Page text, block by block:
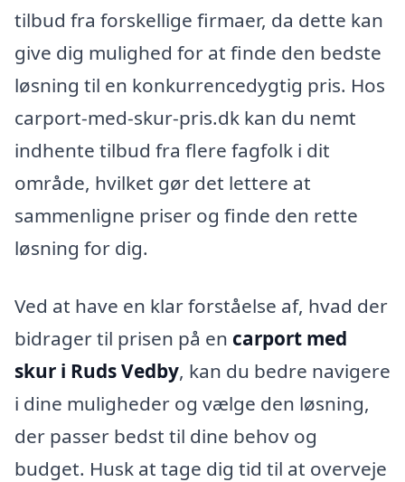
tilbud fra forskellige firmaer, da dette kan
give dig mulighed for at finde den bedste
løsning til en konkurrencedygtig pris. Hos
carport-med-skur-pris.dk kan du nemt
indhente tilbud fra flere fagfolk i dit
område, hvilket gør det lettere at
sammenligne priser og finde den rette
løsning for dig.
Ved at have en klar forståelse af, hvad der
bidrager til prisen på en carport med
skur i Ruds Vedby, kan du bedre navigere
i dine muligheder og vælge den løsning,
der passer bedst til dine behov og
budget. Husk at tage dig tid til at overveje